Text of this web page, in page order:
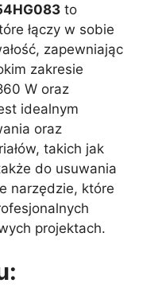
to
łączy w sobie
zapewniając
zakresie
W oraz
idealnym
oraz
takich jak
do usuwania
narzędzie, które
projektach.